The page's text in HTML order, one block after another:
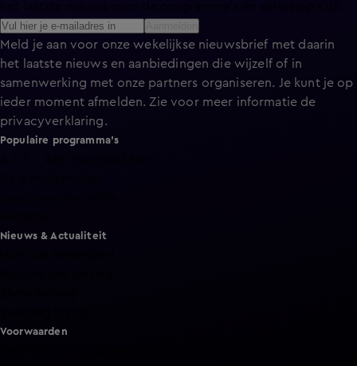
Meld je aan voor onze wekelijkse nieuwsbrief met daarin
het laatste nieuws en aanbiedingen die wijzelf of in
samenwerking met onze partners organiseren. Je kunt je op
ieder moment afmelden. Zie voor meer informatie de
privacyverklaring.
Populaire programma's
Nieuws & Actualiteit
Voorwaarden